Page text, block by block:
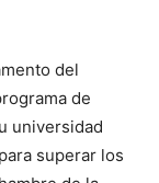
del
de
universidad
superar los